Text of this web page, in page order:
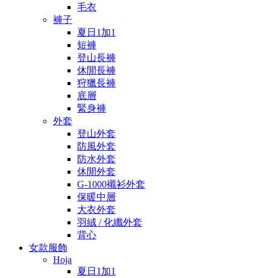
毛衣
褲子
夏日1加1
短褲
登山長褲
休閒長褲
狩獵長褲
底層
緊身褲
外套
登山外套
防風外套
防水外套
休閒外套
G-1000襯衫外套
保暖中層
大衣外套
羽絨 / 化纖外套
背心
女款服飾
Hoja
夏日1加1